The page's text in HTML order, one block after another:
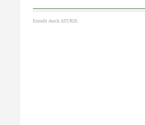
Erstellt durch ATURIS.